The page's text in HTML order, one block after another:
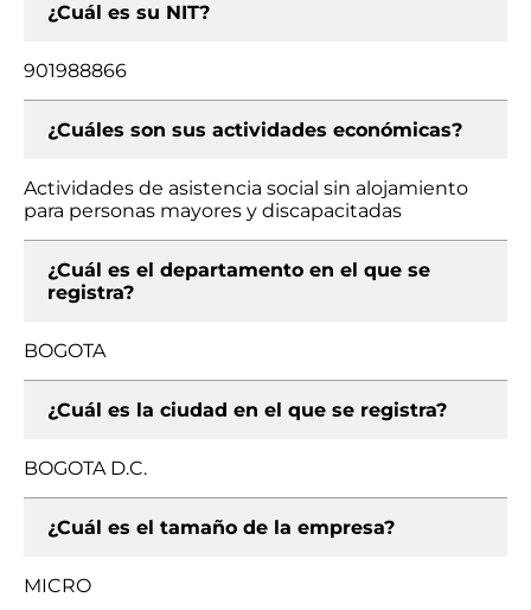
¿Cuál es su NIT?
901988866
¿Cuáles son sus actividades económicas?
Actividades de asistencia social sin alojamiento
para personas mayores y discapacitadas
¿Cuál es el departamento en el que se
registra?
BOGOTA
¿Cuál es la ciudad en el que se registra?
BOGOTA D.C.
¿Cuál es el tamaño de la empresa?
MICRO